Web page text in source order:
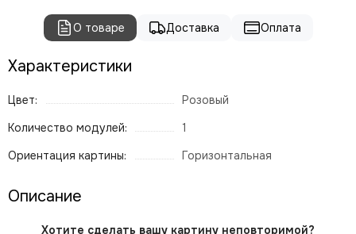
О товаре Доставка Оплата
Характеристики
Цвет:
Розовый
Количество модулей:
1
Ориентация картины:
Горизонтальная
Описание
Хотите сделать вашу картину неповторимой?